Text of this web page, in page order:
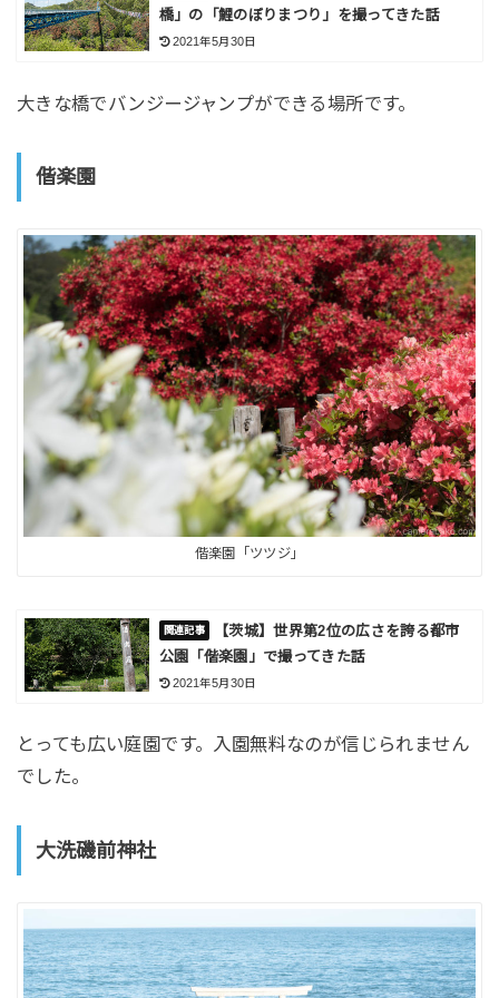
橋」の「鯉のぼりまつり」を撮ってきた話
2021年5月30日
大きな橋でバンジージャンプができる場所です。
偕楽園
偕楽園「ツツジ」
【茨城】世界第2位の広さを誇る都市
公園「偕楽園」で撮ってきた話
2021年5月30日
とっても広い庭園です。入園無料なのが信じられません
でした。
大洗磯前神社